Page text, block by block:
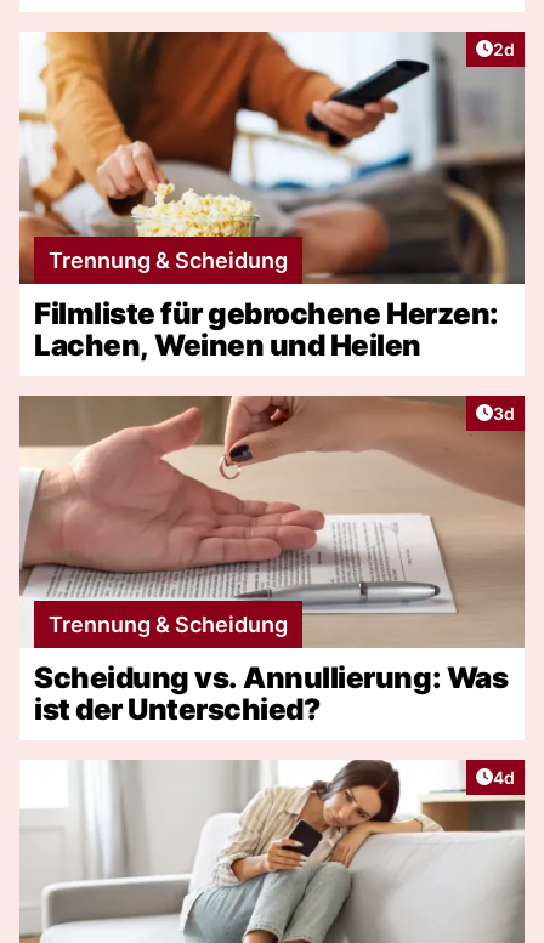
2d
Trennung & Scheidung
Filmliste für gebrochene Herzen:
Lachen, Weinen und Heilen
3d
Trennung & Scheidung
Scheidung vs. Annullierung: Was
ist der Unterschied?
4d